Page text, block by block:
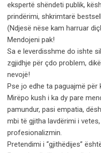
ekspertë shëndeti publik,
prindërimi, shkrimtarë
(Ndjesë nëse kam harruar
Mendojeni pak!
Sa e leverdisshme do ishte
zgjidhje për çdo problem,
nevojë!
Pse jo edhe ta paguajmë për
Mirëpo kush i ka dy pare
pamundur, pasi empatia,
mbi të gjitha lavdërimi i
profesionalizmin.
Pretendimi i “gjithëdijes”